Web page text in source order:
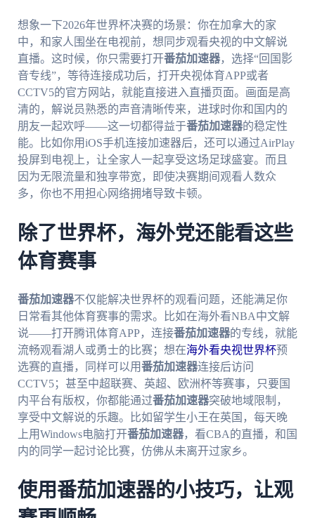
想象一下2026年世界杯决赛的场景：你在加拿大的家
中，和家人围坐在电视前，想同步观看央视的中文解说
直播。这时候，你只需要打开番茄加速器，选择“回国影
音专线”，等待连接成功后，打开央视体育APP或者
CCTV5的官方网站，就能直接进入直播页面。画面是高
清的，解说员熟悉的声音清晰传来，进球时你和国内的
朋友一起欢呼——这一切都得益于番茄加速器的稳定性
能。比如你用iOS手机连接加速器后，还可以通过AirPlay
投屏到电视上，让全家人一起享受这场足球盛宴。而且
因为无限流量和独享带宽，即使决赛期间观看人数众
多，你也不用担心网络拥堵导致卡顿。
除了世界杯，海外党还能看这些
体育赛事
番茄加速器不仅能解决世界杯的观看问题，还能满足你
日常看其他体育赛事的需求。比如在海外看NBA中文解
说——打开腾讯体育APP，连接番茄加速器的专线，就能
流畅观看湖人或勇士的比赛；想在海外看央视世界杯预
选赛的直播，同样可以用番茄加速器连接后访问
CCTV5；甚至中超联赛、英超、欧洲杯等赛事，只要国
内平台有版权，你都能通过番茄加速器突破地域限制，
享受中文解说的乐趣。比如留学生小王在英国，每天晚
上用Windows电脑打开番茄加速器，看CBA的直播，和国
内的同学一起讨论比赛，仿佛从未离开过家乡。
使用番茄加速器的小技巧，让观